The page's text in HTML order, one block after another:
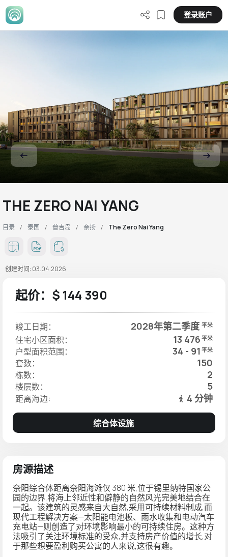
登录账户
THE ZERO NAI YANG
目录 泰国 普吉岛 奈扬 The Zero Nai Yang
创建时间: 03.04.2026
房源描述
奈阳综合体距离奈阳海滩仅 380 米,位于锡里纳特国家公
园的边界,将海上邻近性和僻静的自然风光完美地结合在
一起。该建筑的灵感来自大自然,采用可持续材料制成,而
现代工程解决方案—太阳能电池板、雨水收集和电动汽车
充电站—则创造了对环境影响最小的可持续住房。这种方
法吸引了关注环境标准的受众,并支持房产价值的增长,对
于那些想要盈利购买公寓的人来说,这很有趣。
起价：$ 144 390
竣工日期： 2028年第二季度 平米
住宅小区面积： 13 476 平米
户型面积范围： 34 - 91 平米
套数： 150
栋数： 2
楼层数： 5
距离海边: 4 分钟
综合体设施